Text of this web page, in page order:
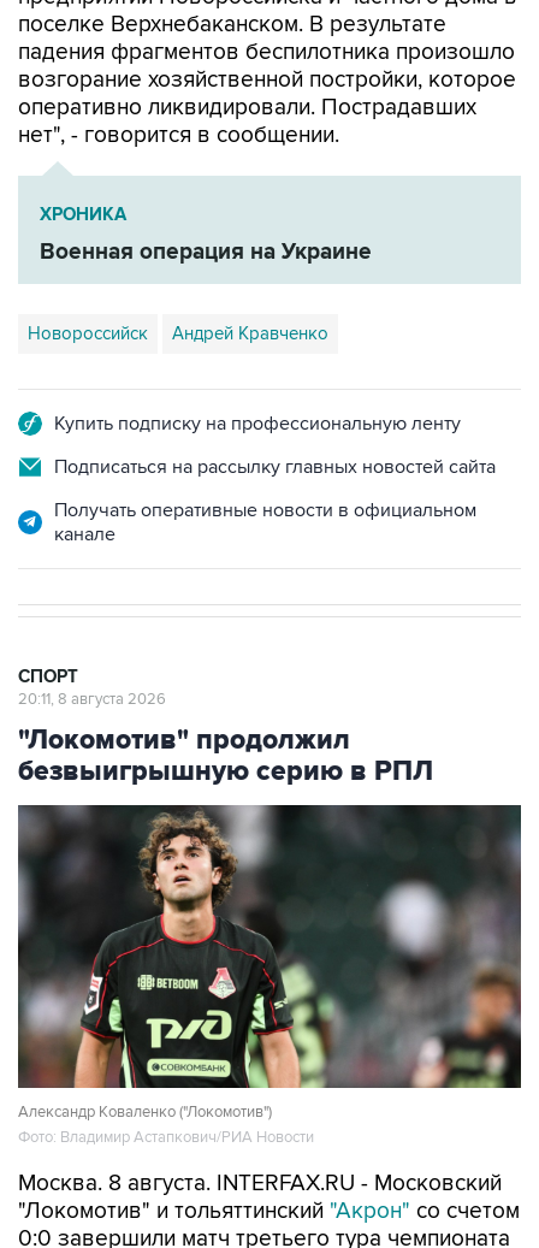
поселке Верхнебаканском. В результате
падения фрагментов беспилотника произошло
возгорание хозяйственной постройки, которое
оперативно ликвидировали. Пострадавших
нет", - говорится в сообщении.
ХРОНИКА
Военная операция на Украине
Новороссийск Андрей Кравченко
Купить подписку на профессиональную ленту
Подписаться на рассылку главных новостей сайта
Получать оперативные новости в официальном
канале
СПОРТ
20:11, 8 августа 2026
"Локомотив" продолжил
безвыигрышную серию в РПЛ
Александр Коваленко ("Локомотив")
Фото: Владимир Астапкович/РИА Новости
Москва. 8 августа. INTERFAX.RU - Московский
"Локомотив" и тольяттинский "Акрон" со счетом
0:0 завершили матч третьего тура чемпионата